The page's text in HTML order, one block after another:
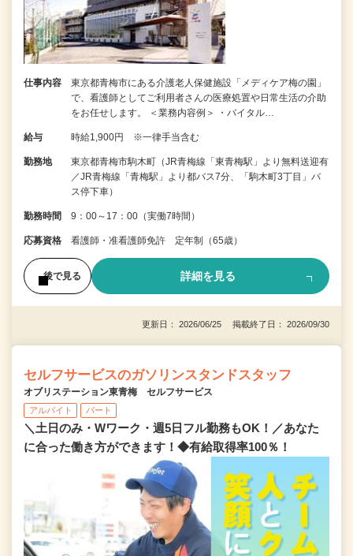
仕事内容
東京都青梅市にある介護老人保健施設「メディケア梅の園」
で、看護師としてご利用者さんの医療処置や日常生活の介助
をお任せします。 ＜業務内容例＞ ・バイタル…
給与 時給1,900円 ※一律手当含む
勤務地
東京都青梅市駒木町（JR青梅線「東青梅駅」より無料送迎有
／JR青梅線「青梅駅」より都バス7分、「駒木町3丁目」バ
ス停下車）
勤務時間 9：00～17：00（実働7時間）
応募資格 看護師・准看護師免許 定年制（65歳）
後で見る 詳細を見る
更新日： 2026/06/25 掲載終了日： 2026/09/30
セルフサービスのガソリンスタンドスタッフ
オブリステーション東青梅 セルフサービス
アルバイト パート
＼土日のみ・Wワーク・週5日フル勤務もOK！／あなた
に合った働き方ができます！◆有給取得率100％！